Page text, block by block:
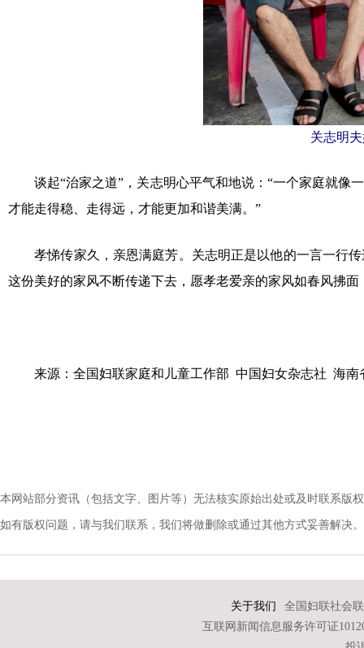
关志明
谈起“治家之道”，关志明心平气和地说：“一个家庭就像
才能走得稳、走得远，才能更加和谐美满。”
孝悌传家久，亲恩满庭芳。关志明正是以他的一言一行传
这份美好的家风不断传递下去，愿孝老爱亲的家风如春风拂
来源：全国妇联家庭和儿童工作部 中国妇女杂志社 海南
本网站部分资讯（包括文字、图片等）无法核实原始出处或及时联系版
如有版权问题，请与我们联系，我们将做删除或通过其他方式妥善解决。
关于我们
全国妇联社会
互联网新闻信息服务许可证